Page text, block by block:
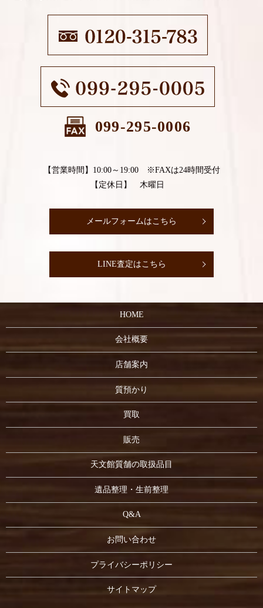
099-295-0006
【営業時間】10:00～19:00 ※FAXは24時間受付
【定休日】 木曜日
メールフォームはこちら
LINE査定はこちら
HOME
会社概要
店舗案内
質預かり
買取
販売
天文館質舗の取扱品目
遺品整理・生前整理
Q&A
お問い合わせ
プライバシーポリシー
サイトマップ